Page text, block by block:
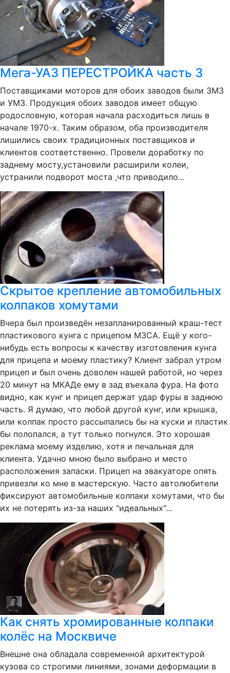
Мега-УАЗ ПЕРЕСТРОЙКА часть 3
Поставщиками моторов для обоих заводов были ЗМЗ
и УМЗ. Продукция обоих заводов имеет общую
родословную, которая начала расходиться лишь в
начале 1970-х. Таким образом, оба производителя
лишились своих традиционных поставщиков и
клиентов соответственно. Провели доработку по
заднему мосту,установили расширили колеи,
устранили подворот моста ,что приводило...
Скрытое крепление автомобильных
колпаков хомутами
Вчера был произведён незапланированный краш-тест
пластикового кунга с прицепом МЗСА. Ещё у кого-
нибудь есть вопросы к качеству изготовления кунга
для прицепа и моему пластику? Клиент забрал утром
прицеп и был очень доволен нашей работой, но через
20 минут на МКАДе ему в зад въехала фура. На фото
видно, как кунг и прицеп держат удар фуры в заднюю
часть. Я думаю, что любой другой кунг, или крышка,
или колпак просто рассыпались бы на куски и пластик
бы полопался, а тут только погнулся. Это хорошая
реклама моему изделию, хотя и печальная для
клиента. Удачно мною было выбрано и место
расположения запаски. Прицеп на эвакуаторе опять
привезли ко мне в мастерскую. Часто автолюбители
фиксируют автомобильные колпаки хомутами, что бы
их не потерять из-за наших "идеальных"...
Как снять хромированные колпаки
колёс на Москвиче
Внешне она обладала современной архитектурой
кузова со строгими линиями, зонами деформации в